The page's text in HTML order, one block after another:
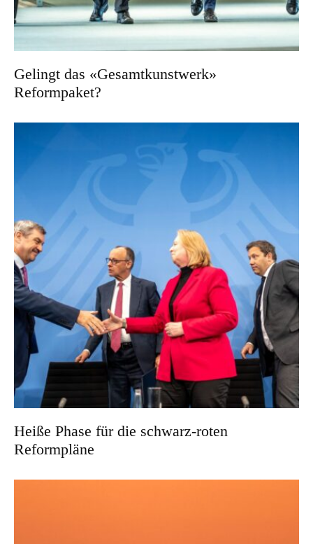
Gelingt das «Gesamtkunstwerk»
Reformpaket?
Heiße Phase für die schwarz-roten
Reformpläne